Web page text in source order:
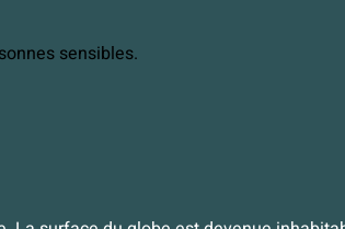
sensibles.